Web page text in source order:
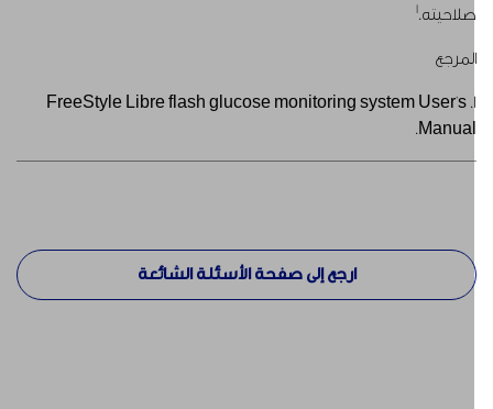
1
1. FreeStyle Libre flash glucose monitoring system User's
ارجع إلى صفحة الأسئلة الشائعة